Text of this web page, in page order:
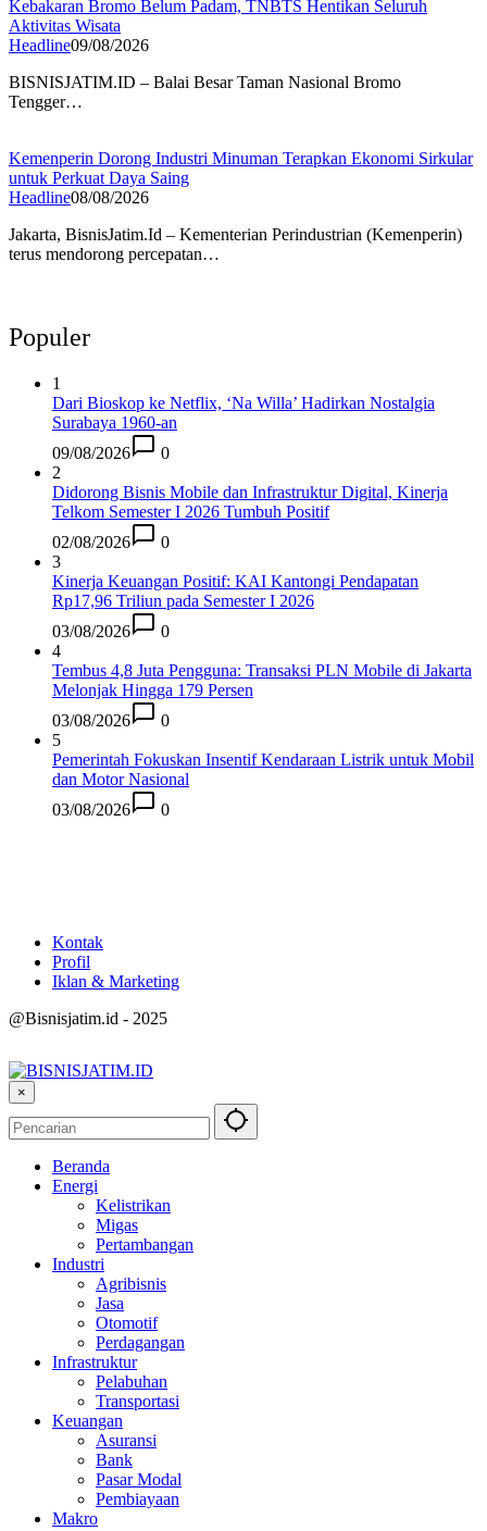
Kebakaran Bromo Belum Padam, TNBTS Hentikan Seluruh
Aktivitas Wisata
Headline09/08/2026
BISNISJATIM.ID – Balai Besar Taman Nasional Bromo
Tengger…
Kemenperin Dorong Industri Minuman Terapkan Ekonomi Sirkular
untuk Perkuat Daya Saing
Headline08/08/2026
Jakarta, BisnisJatim.Id – Kementerian Perindustrian (Kemenperin)
terus mendorong percepatan…
Populer
1
Dari Bioskop ke Netflix, ‘Na Willa’ Hadirkan Nostalgia
Surabaya 1960-an
09/08/2026
0
2
Didorong Bisnis Mobile dan Infrastruktur Digital, Kinerja
Telkom Semester I 2026 Tumbuh Positif
02/08/2026
0
3
Kinerja Keuangan Positif: KAI Kantongi Pendapatan
Rp17,96 Triliun pada Semester I 2026
03/08/2026
0
4
Tembus 4,8 Juta Pengguna: Transaksi PLN Mobile di Jakarta
Melonjak Hingga 179 Persen
03/08/2026
0
5
Pemerintah Fokuskan Insentif Kendaraan Listrik untuk Mobil
dan Motor Nasional
03/08/2026
0
Kontak
Profil
Iklan & Marketing
@Bisnisjatim.id - 2025
×
Beranda
Energi
Kelistrikan
Migas
Pertambangan
Industri
Agribisnis
Jasa
Otomotif
Perdagangan
Infrastruktur
Pelabuhan
Transportasi
Keuangan
Asuransi
Bank
Pasar Modal
Pembiayaan
Makro